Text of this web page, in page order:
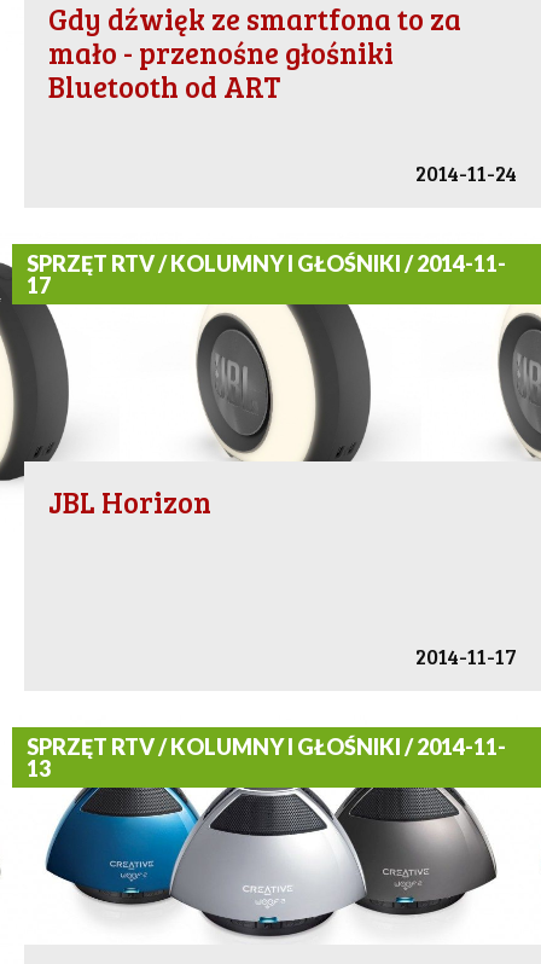
Gdy dźwięk ze smartfona to za
mało - przenośne głośniki
Bluetooth od ART
2014-11-24
SPRZĘT RTV / KOLUMNY I GŁOŚNIKI / 2014-11-
17
JBL Horizon
2014-11-17
SPRZĘT RTV / KOLUMNY I GŁOŚNIKI / 2014-11-
13